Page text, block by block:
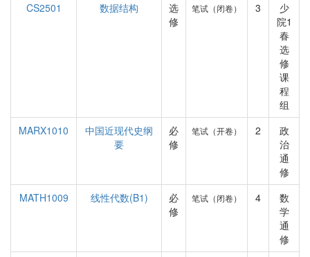
CS2501
数据结构
选
修
笔试（闭卷） 3
少
院1
春
选
修
课
程
组
MARX1010
中国近现代史纲
要
必
修
笔试（开卷） 2
政
治
通
修
MATH1009
线性代数(B1)
必
修
笔试（闭卷） 4
数
学
通
修